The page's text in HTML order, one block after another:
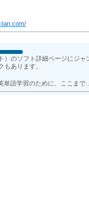
tan.com/
）のソフト詳細ページにジ
あります。
単語学習のために、ここま